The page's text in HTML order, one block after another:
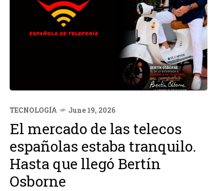
TECNOLOGÍA June 19, 2026
El mercado de las telecos
españolas estaba tranquilo.
Hasta que llegó Bertín
Osborne